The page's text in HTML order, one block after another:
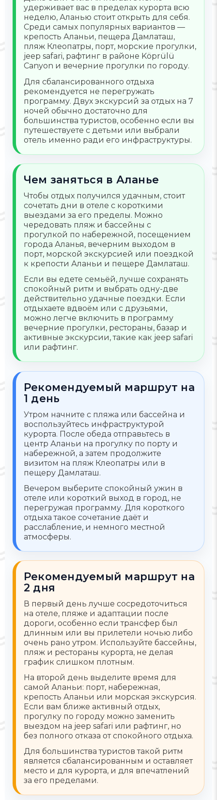
удерживает вас в пределах курорта всю
неделю, Аланью стоит открыть для себя.
Среди самых популярных вариантов —
крепость Аланьи, пещера Дамлаташ,
пляж Клеопатры, порт, морские прогулки,
jeep safari, рафтинг в районе Köprülü
Canyon и вечерние прогулки по городу.
Для сбалансированного отдыха
рекомендуется не перегружать
программу. Двух экскурсий за отдых на 7
ночей обычно достаточно для
большинства туристов, особенно если вы
путешествуете с детьми или выбрали
отель именно ради его инфраструктуры.
Чем заняться в Аланье
Чтобы отдых получился удачным, стоит
сочетать дни в отеле с короткими
выездами за его пределы. Можно
чередовать пляж и бассейны с
прогулкой по набережной, посещением
города Аланья, вечерним выходом в
порт, морской экскурсией или поездкой
к крепости Аланьи и пещере Дамлаташ.
Если вы едете семьёй, лучше сохранять
спокойный ритм и выбрать одну-две
действительно удачные поездки. Если
отдыхаете вдвоём или с друзьями,
можно легче включить в программу
вечерние прогулки, рестораны, базар и
активные экскурсии, такие как jeep safari
или рафтинг.
Рекомендуемый маршрут на
1 день
Утром начните с пляжа или бассейна и
воспользуйтесь инфраструктурой
курорта. После обеда отправьтесь в
центр Аланьи на прогулку по порту и
набережной, а затем продолжите
визитом на пляж Клеопатры или в
пещеру Дамлаташ.
Вечером выберите спокойный ужин в
отеле или короткий выход в город, не
перегружая программу. Для короткого
отдыха такое сочетание даёт и
расслабление, и немного местной
атмосферы.
Рекомендуемый маршрут на
2 дня
В первый день лучше сосредоточиться
на отеле, пляже и адаптации после
дороги, особенно если трансфер был
длинным или вы прилетели ночью либо
очень рано утром. Используйте бассейны,
пляж и рестораны курорта, не делая
график слишком плотным.
На второй день выделите время для
самой Аланьи: порт, набережная,
крепость Аланьи или морская экскурсия.
Если вам ближе активный отдых,
прогулку по городу можно заменить
выездом на jeep safari или рафтинг, но
без полного отказа от спокойного отдыха.
Для большинства туристов такой ритм
является сбалансированным и оставляет
место и для курорта, и для впечатлений
за его пределами.